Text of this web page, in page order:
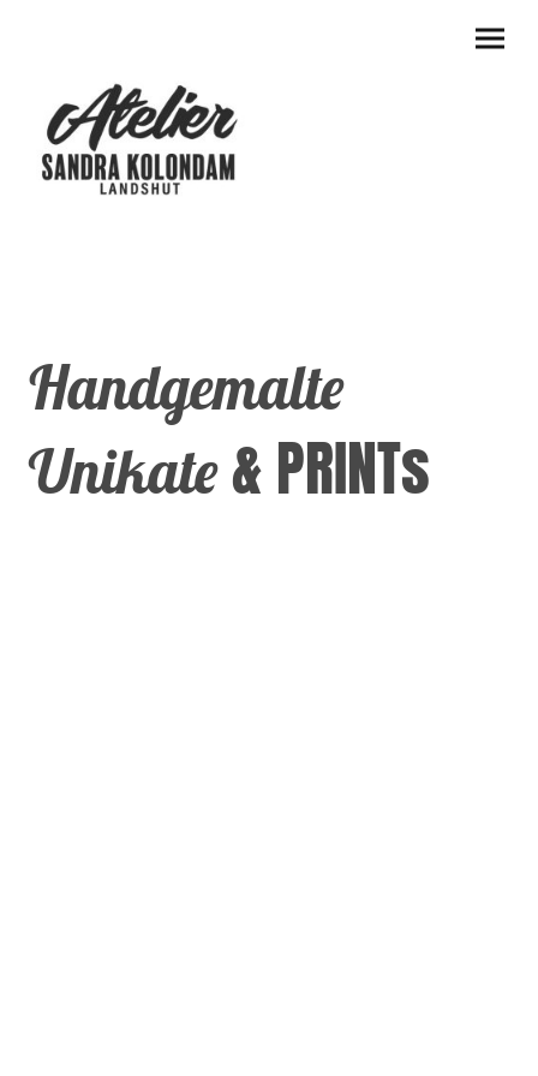
Handgemalte
Unikate& PRINTs